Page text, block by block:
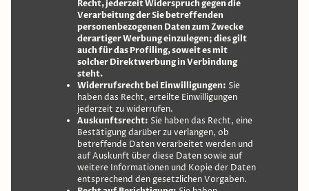
Recht, jederzeit Widerspruch gegen die
Verarbeitung der Sie betreffenden
personenbezogenen Daten zum Zwecke
derartiger Werbung einzulegen; dies gilt
auch für das Profiling, soweit es mit
solcher Direktwerbung in Verbindung
steht.
Widerrufsrecht bei Einwilligungen: Sie
haben das Recht, erteilte Einwilligungen
jederzeit zu widerrufen.
Auskunftsrecht: Sie haben das Recht, eine
Bestätigung darüber zu verlangen, ob
betreffende Daten verarbeitet werden und
auf Auskunft über diese Daten sowie auf
weitere Informationen und Kopie der Daten
entsprechend den gesetzlichen Vorgaben.